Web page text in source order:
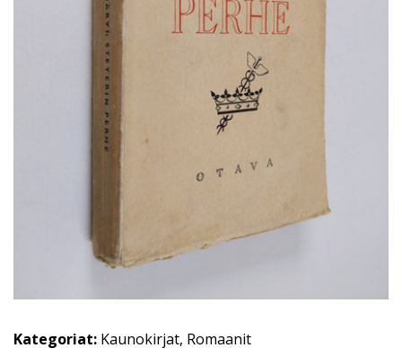
Kategoriat: Kaunokirjat, Romaanit